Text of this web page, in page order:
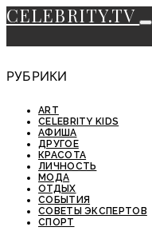
CELEBRITY.TV
РУБРИКИ
ART
CELEBRITY KIDS
АФИША
ДРУГОЕ
КРАСОТА
ЛИЧНОСТЬ
МОДА
ОТДЫХ
СОБЫТИЯ
СОВЕТЫ ЭКСПЕРТОВ
СПОРТ